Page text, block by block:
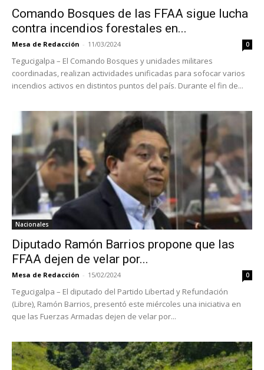
Comando Bosques de las FFAA sigue lucha
contra incendios forestales en...
Mesa de Redacción - 11/03/2024 0
Tegucigalpa – El Comando Bosques y unidades militares
coordinadas, realizan actividades unificadas para sofocar varios
incendios activos en distintos puntos del país. Durante el fin de...
Nacionales
Diputado Ramón Barrios propone que las
FFAA dejen de velar por...
Mesa de Redacción - 15/02/2024 0
Tegucigalpa – El diputado del Partido Libertad y Refundación
(Libre), Ramón Barrios, presentó este miércoles una iniciativa en
que las Fuerzas Armadas dejen de velar por...